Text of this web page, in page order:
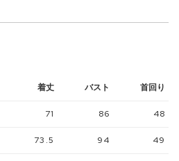
着丈 バスト 首回り
71 86 48
73.5 94 49